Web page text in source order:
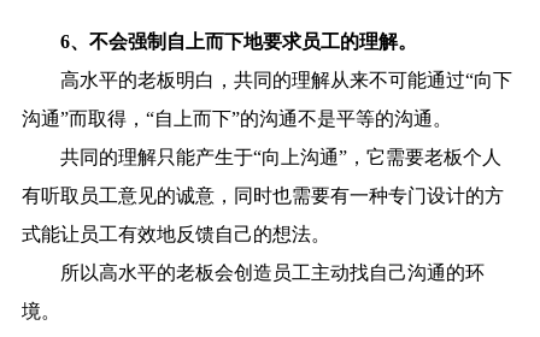
6、不会强制自上而下地要求员工的理解。
高水平的老板明白，共同的理解从来不可能通过“向下
沟通”而取得，“自上而下”的沟通不是平等的沟通。
共同的理解只能产生于“向上沟通”，它需要老板个人
有听取员工意见的诚意，同时也需要有一种专门设计的方
式能让员工有效地反馈自己的想法。
所以高水平的老板会创造员工主动找自己沟通的环
境。